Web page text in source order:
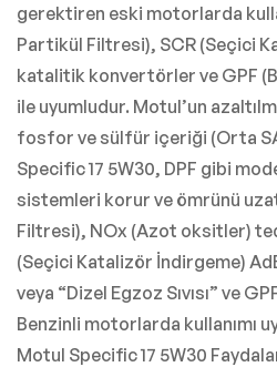
gerektiren eski motorlarda
Partikül Filtresi), SCR (Seçici
katalitik konvertörler ve GPF
ile uyumludur. Motul’un
fosfor ve sülfür içeriği (Orta
Specific 17 5W30, DPF gibi
sistemleri korur ve ömrünü
Filtresi), NOx (Azot oksitler)
(Seçici Katalizör İndirgeme)
veya “Dizel Egzoz Sıvısı” ve
Benzinli motorlarda kullanımı
Motul Specific 17 5W30